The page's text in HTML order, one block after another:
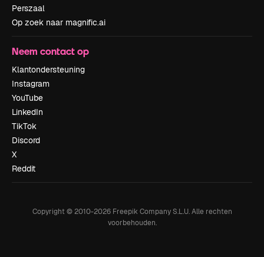
Perszaal
Op zoek naar magnific.ai
Neem contact op
Klantondersteuning
Instagram
YouTube
LinkedIn
TikTok
Discord
X
Reddit
Copyright © 2010-2026Freepik Company S.L.U. Alle rechten
voorbehouden.